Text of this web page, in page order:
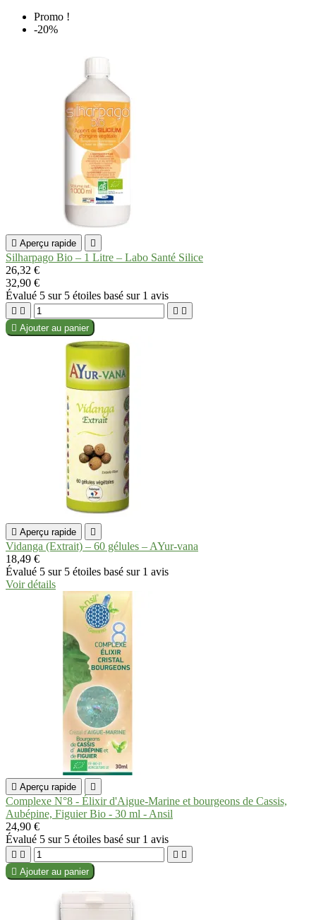
Promo !
-20%
 Aperçu rapide 
Silharpago Bio – 1 Litre – Labo Santé Silice
26,32 €
32,90 €
Évalué 5 sur 5 étoiles basé sur 1 avis
   
 Ajouter au panier
 Aperçu rapide 
Vidanga (Extrait) – 60 gélules – AYur-vana
18,49 €
Évalué 5 sur 5 étoiles basé sur 1 avis
Voir détails
 Aperçu rapide 
Complexe N°8 - Élixir d'Aigue-Marine et bourgeons de Cassis,
Aubépine, Figuier Bio - 30 ml - Ansil
24,90 €
Évalué 5 sur 5 étoiles basé sur 1 avis
   
 Ajouter au panier